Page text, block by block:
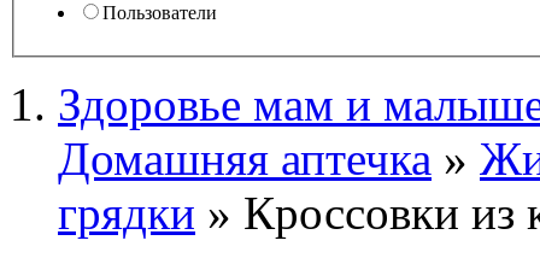
Пользователи
Здоровье мам и
Домашняя аптечка »
грядки » Кроссовки из